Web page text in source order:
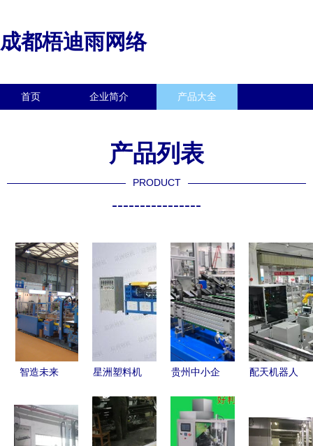
成都梧迪雨网络
首页 企业简介 产品大全
产品列表
PRODUCT
----------------
智造未来
第11届上海
食品包装机
星洲塑料机
料回收造粒
机研发，赋
贵州中小企
专精立主业
特新赢未来
配天机器人
创全球首条